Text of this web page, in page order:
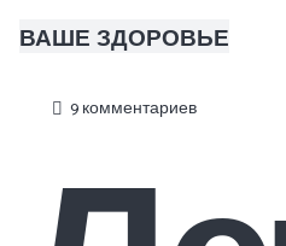
ВАШЕ ЗДОРОВЬЕ
9комментариев